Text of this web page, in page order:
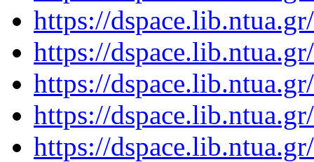
https://
https://
https://
https://
https://